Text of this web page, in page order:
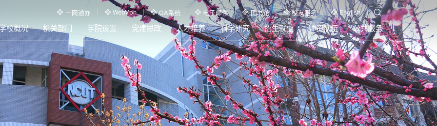
一网通办 WebVpn OA系统 电子邮件 图书馆 校友服务 English
校概况 机关部门 学院设置 党建思政 人才培养 科学研究 招生就业 师资队伍 公共服务